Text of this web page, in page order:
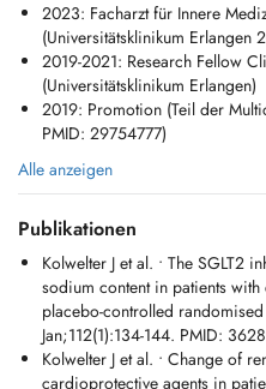
2023: Facharzt für Innere
(Universitätsklinikum Erlangen
2019-2021: Research Fellow
(Universitätsklinikum Erlangen)
2019: Promotion (Teil der
PMID: 29754777)
Alle anzeigen
Publikationen
Kolwelter J et al. • The SGLT2
sodium content in patients
placebo-controlled
Jan;112(1):134-144. PMID:
Kolwelter J et al. • Change of
cardioprotective agents in